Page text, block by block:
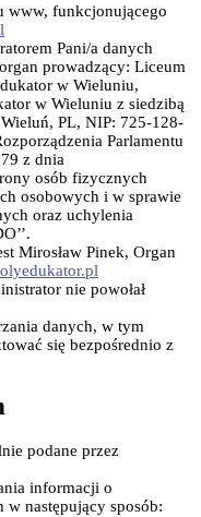
www, funkcjonującego
Pani/a danych
prowadzący: Liceum
w Wieluniu,
w Wieluniu z siedzibą
PL, NIP: 725-128-
Parlamentu
z dnia
osób fizycznych
osobowych i w sprawie
oraz uchylenia
Mirosław Pinek, Organ
nie powołał
danych, w tym
się bezpośrednio z
podane przez
informacji o
następujący sposób: